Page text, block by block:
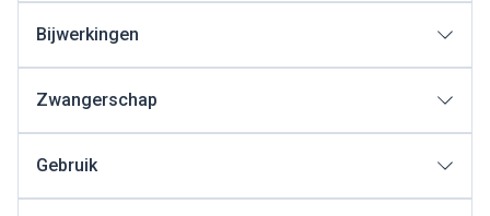
Bijwerkingen
Zwangerschap
Gebruik